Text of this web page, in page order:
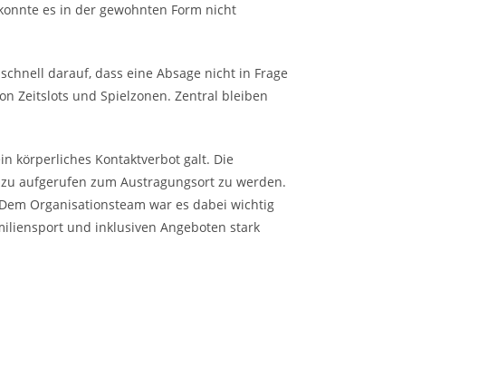
es in der gewohnten Form nicht
darauf, dass eine Absage nicht in Frage
Zeitslots und Spielzonen. Zentral bleiben
körperliches Kontaktverbot galt. Die
aufgerufen zum Austragungsort zu werden.
Organisationsteam war es dabei wichtig
und inklusiven Angeboten stark